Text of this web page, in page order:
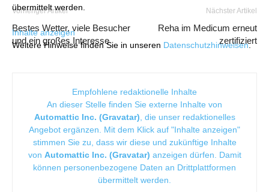
übermittelt werden.
Inhalte anzeigen
Weitere Hinweise finden Sie in unseren Datenschutzhinweisen.
Vorheriger Artikel
Bestes Wetter, viele Besucher
und ein großes Interesse
Nächster Artikel
Reha im Medicum erneut
zertifiziert
Empfohlene redaktionelle Inhalte
An dieser Stelle finden Sie externe Inhalte von
Automattic Inc. (Gravatar) , die unser redaktionelles
Angebot ergänzen. Mit dem Klick auf "Inhalte anzeigen"
stimmen Sie zu, dass wir diese und zukünftige Inhalte
von Automattic Inc. (Gravatar) anzeigen dürfen. Damit
können personenbezogene Daten an Drittplattformen
übermittelt werden.